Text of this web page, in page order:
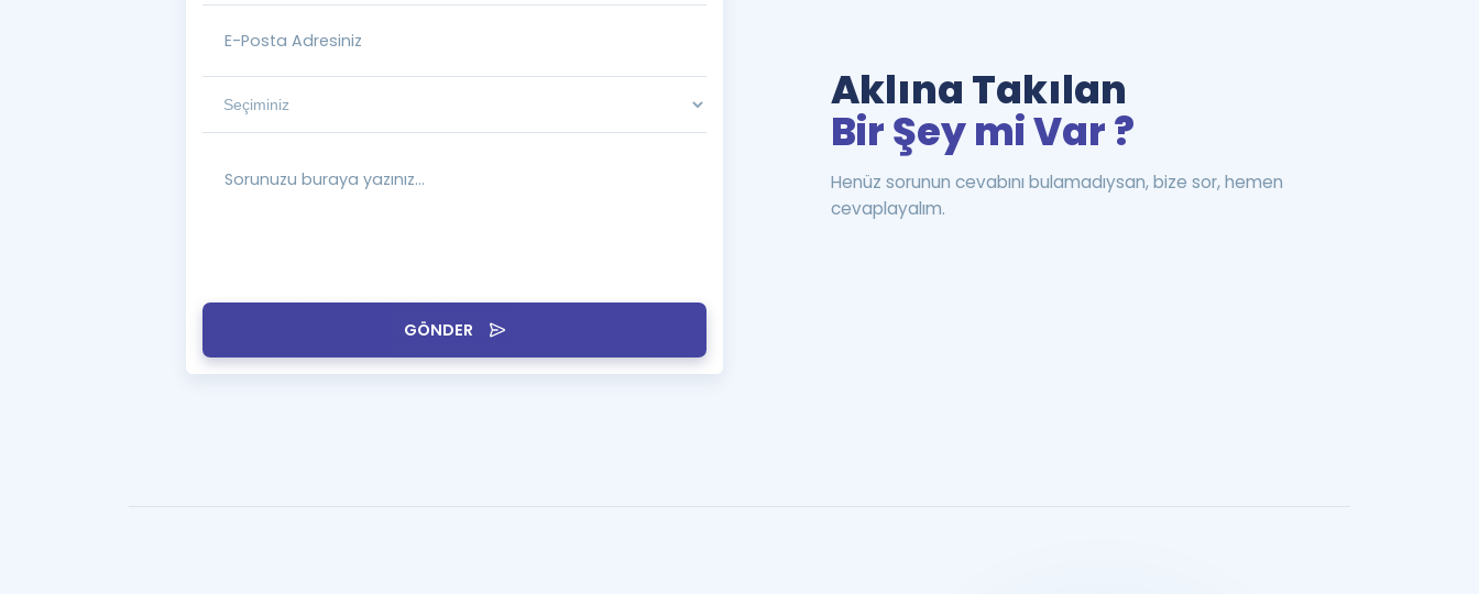
GÖNDER
Aklına Takılan
Bir Şey mi Var ?
Henüz sorunun cevabını bulamadıysan, bize sor, hemen
cevaplayalım.